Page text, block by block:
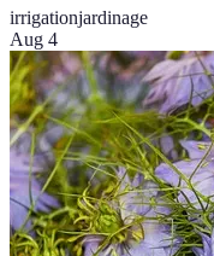
irrigationjardinage
Aug 4